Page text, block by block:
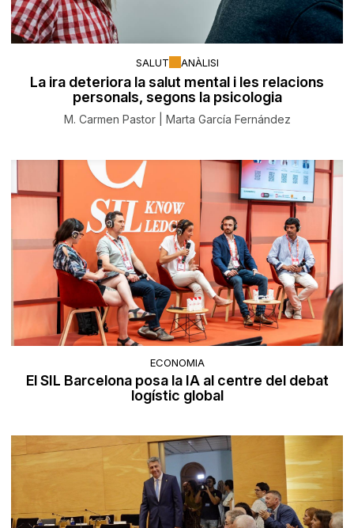
SALUT ANÀLISI
La ira deteriora la salut mental i les relacions
personals, segons la psicologia
M. Carmen Pastor | Marta García Fernández
ECONOMIA
El SIL Barcelona posa la IA al centre del debat
logístic global